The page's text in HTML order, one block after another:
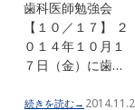
歯科医師勉強会
【１０／１７】 ２
０１４年１０月１
７日（金）に歯…
続きを読む→ 2014.11.2